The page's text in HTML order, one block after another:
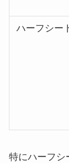
ハーフシー
特にハーフシ